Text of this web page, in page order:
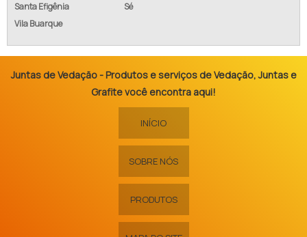
Santa Efigênia
Sé
Vila Buarque
Juntas de Vedação - Produtos e serviços de Vedação, Juntas e
Grafite você encontra aqui!
INÍCIO
SOBRE NÓS
PRODUTOS